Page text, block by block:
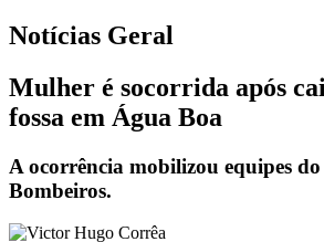
Notícias Geral
Mulher é socorrida após
fossa em Água Boa
A ocorrência mobilizou equipes
Bombeiros.